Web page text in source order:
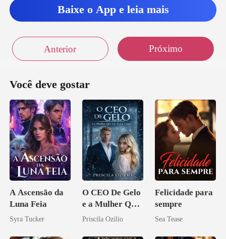
Baixe o App e leia mais
Anterior Próximo
Você deve gostar
A Ascensão da
Luna Feia
Syra Tucker
O CEO De Gelo
e a Mulher Que
Ele Jurou Odiar
Priscila Ozilio
Felicidade para
sempre
Sea Tease